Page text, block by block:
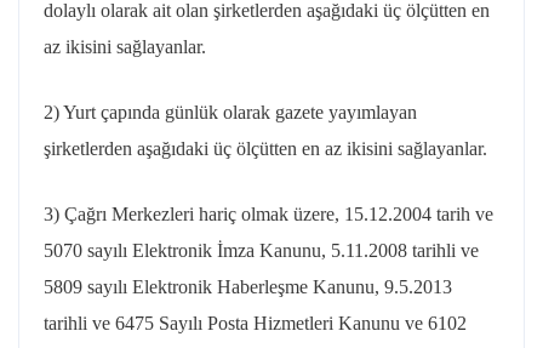
dolaylı olarak ait olan şirketlerden aşağıdaki üç ölçütten en
az ikisini sağlayanlar.
2) Yurt çapında günlük olarak gazete yayımlayan
şirketlerden aşağıdaki üç ölçütten en az ikisini sağlayanlar.
3) Çağrı Merkezleri hariç olmak üzere, 15.12.2004 tarih ve
5070 sayılı Elektronik İmza Kanunu, 5.11.2008 tarihli ve
5809 sayılı Elektronik Haberleşme Kanunu, 9.5.2013
tarihli ve 6475 Sayılı Posta Hizmetleri Kanunu ve 6102